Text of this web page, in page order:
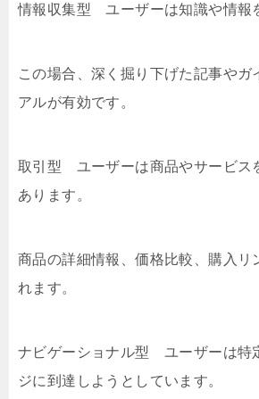
情報収集型 ユーザーは知識や情報
この場合、深く掘り下げた記事やガ
アルが有効です。
取引型 ユーザーは商品やサービス
あります。
商品の詳細情報、価格比較、購入リ
れます。
ナビゲーショナル型 ユーザーは特
ジに到達しようとしています。